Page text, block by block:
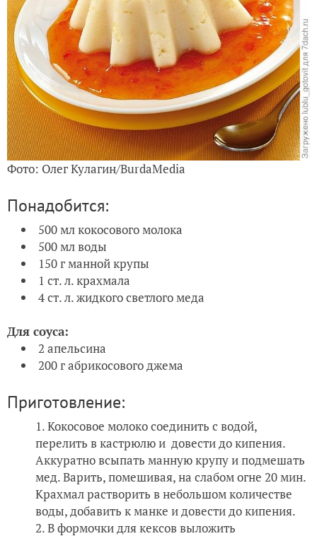
Фото: Олег Кулагин/BurdaMedia
Понадобится:
500 мл кокосового молока
500 мл воды
150 г манной крупы
1 ст. л. крахмала
4 ст. л. жидкого светлого меда
Для соуса:
2 апельсина
200 г абрикосового джема
Приготовление:
Кокосовое молоко соединить с водой,
перелить в кастрюлю и довести до кипения.
Аккуратно всыпать манную крупу и подмешать
мед. Варить, помешивая, на слабом огне 20 мин.
Крахмал растворить в небольшом количестве
воды, добавить к манке и довести до кипения.
В формочки для кексов выложить